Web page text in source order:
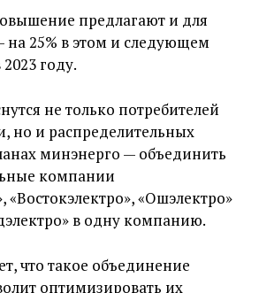
предлагают и для
на 25% в этом и следующем
году.
не только потребителей
но и распределительных
минэнерго — объединить
компании
«Востокэлектро», «Ошэлектро»
в одну компанию.
что такое объединение
оптимизировать их